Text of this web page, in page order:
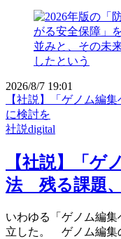
2026/8/7 19:01
【社説】「ゲノム編
に検討を
社説digital
【社説】「ゲ
法 残る課題
いわゆる「ゲノム編
立した。 ゲノム編集